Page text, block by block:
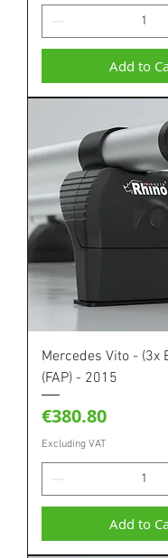
Add to
Mercedes Vito - (3x
(FAP) - 2015
Price
€380.80
Excluding VAT
Add to